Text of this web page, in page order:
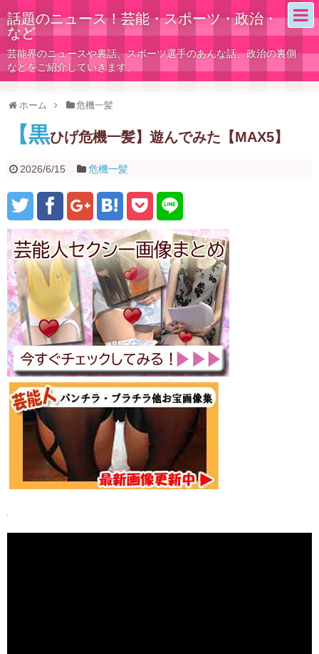
話題のニュース！芸能・スポーツ・政治・
など
芸能界のニュースや裏話、スポーツ選手のあんな話、政治の裏側
などをご紹介していきます。
ホーム 危機一髪
【黒ひげ危機一髪】遊んでみた【MAX5】
2026/6/15 危機一髪